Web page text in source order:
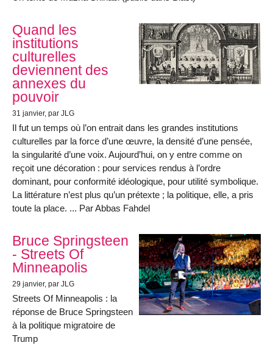
Quand les
institutions
culturelles
deviennent des
annexes du
pouvoir
31 janvier, par JLG
Il fut un temps où l’on entrait dans les grandes institutions
culturelles par la force d’une œuvre, la densité d’une pensée,
la singularité d’une voix. Aujourd’hui, on y entre comme on
reçoit une décoration : pour services rendus à l’ordre
dominant, pour conformité idéologique, pour utilité symbolique.
La littérature n’est plus qu’un prétexte ; la politique, elle, a pris
toute la place. ... Par Abbas Fahdel
Bruce Springsteen
- Streets Of
Minneapolis
29 janvier, par JLG
Streets Of Minneapolis : la
réponse de Bruce Springsteen
à la politique migratoire de
Trump